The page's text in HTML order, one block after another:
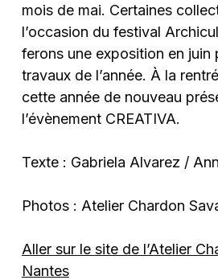
mois de mai. Certaines
l’occasion du festival
ferons une exposition en juin
travaux de l’année. À la
cette année de nouveau
l’évènement CREATIVA.
Texte : Gabriela Alvarez /
Photos : Atelier Chardon
Aller sur le site de l’Atelier
Nantes